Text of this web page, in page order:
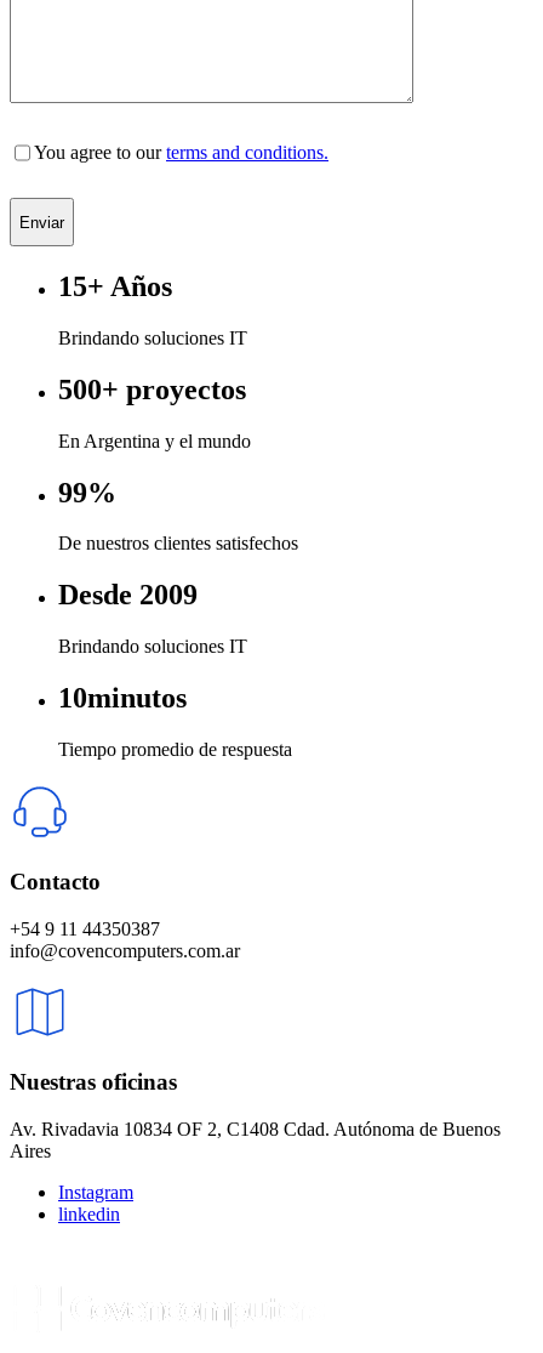
You agree to ourterms and conditions.
Enviar
15+ Años
Brindando soluciones IT
500+ proyectos
En Argentina y el mundo
99%
De nuestros clientes satisfechos
Desde 2009
Brindando soluciones IT
10minutos
Tiempo promedio de respuesta
Contacto
+54 9 11 44350387
info@covencomputers.com.ar
Nuestras oficinas
Av. Rivadavia 10834 OF 2, C1408 Cdad. Autónoma de Buenos
Aires
Instagram
linkedin